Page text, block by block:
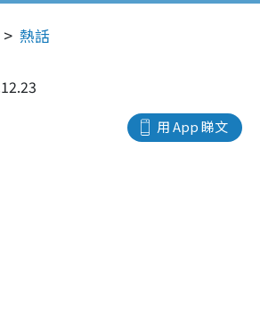
熱話
用 App 睇文